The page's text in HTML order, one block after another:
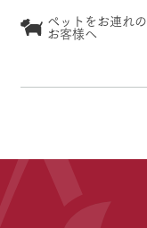
ペットをお連れの
お客様へ